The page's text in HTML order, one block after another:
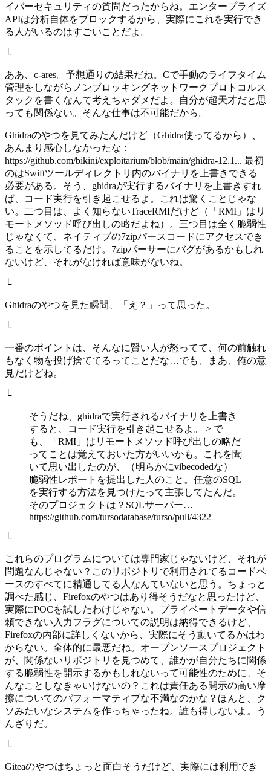
イバーセキュリティの質問だったからね。エンタープライズ
APIは分析自体をブロックするから、実際にこれを実行でき
る人がいるのはすごいことだよ。
└
ああ、c-ares。予想通りの結果だね。Cで手動のライフタイム
管理をしながらノンブロッキングネットワークプロトコルス
タックを書くなんて考えちゃダメだよ。自分が超天才だと思
っても関係ない。そんな仕事は不可能だから。
Ghidraのやつを見てみたんだけど（Ghidra使ってるから）、
あんまり感心しなかったな：
https://github.com/bikini/exploitarium/blob/main/ghidra-12.1... 最初
のはSwiftツールディレクトリ内のバイナリを上書きできる
必要がある。そう、ghidraが実行するバイナリを上書きすれ
ば、コード実行を引き起こせるよ。これは驚くことじゃな
い。二つ目は、よく知らないTraceRMIだけど（「RMI」はリ
モートメソッド呼び出しの略だよね）。三つ目は全く脆弱性
じゃなくて、ネイティブの7zipパースコードにアクセスでき
ることを示してるだけ。7zipパーサーにバグがあるかもしれ
ないけど、それがなければ意味がないね。
└
Ghidraのやつを見た瞬間、「え？」って思った。
└
一番のポイントは、そんなに賢い人が怒ってて、何の前触れ
もなく物を投げ捨ててるってことだな…でも、まあ、俺の意
見だけどね。
└
そうだね、ghidraで実行されるバイナリを上書き
すると、コード実行を引き起こせるよ。 > で
も、「RMI」はリモートメソッド呼び出しの略だ
ってことは覚えておいた方がいいかも。これを聞
いて思い出したのが、（明らかにvibecodedな）
脆弱性レポートを提出した人のこと。任意のSQL
を実行する方法を見つけたって主張してたんだ。
そのプロジェクトは？SQLサーバー…
https://github.com/tursodatabase/turso/pull/4322
└
これらのプログラムについては専門家じゃないけど、それが
問題なんじゃない？このリポジトリで利用されてるコードベ
ースのすべてに精通してる人なんていないと思う。ちょっと
調べた感じ、Firefoxのやつはあり得そうだなと思ったけど、
実際にPOCを試したわけじゃない。プライベートデータや信
頼できない入力フラグについての説明は納得できるけど、
Firefoxの内部に詳しくないから、実際にそう動いてるかはわ
からない。全体的に最悪だね。オープンソースプロジェクト
が、関係ないリポジトリを見つめて、誰かが自分たちに関係
する脆弱性を開示するかもしれないって可能性のために、そ
んなことしなきゃいけないの？これは責任ある開示の高い摩
擦についてのパフォーマティブな不満なのかな？ほんと、ク
ソみたいなシステムを作っちゃったね。誰も得しないよ。う
んざりだ。
└
Giteaのやつはちょっと面白そうだけど、実際には利用でき